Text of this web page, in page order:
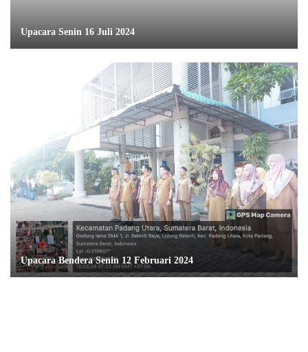
Upacara Senin 16 Juli 2024
Upacara Bendera Senin 12 Februari 2024